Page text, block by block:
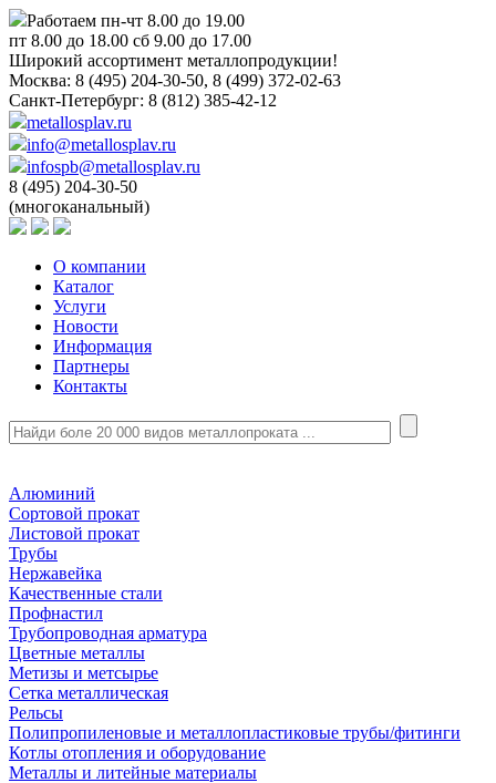
Работаем пн-чт 8.00 до 19.00
пт 8.00 до 18.00 сб 9.00 до 17.00
Широкий ассортимент металлопродукции!
Москва: 8 (495) 204-30-50, 8 (499) 372-02-63
Санкт-Петербург: 8 (812) 385-42-12
metallosplav.ru
info@metallosplav.ru
infospb@metallosplav.ru
8 (495) 204-30-50
(многоканальный)
О компании
Каталог
Услуги
Новости
Информация
Партнеры
Контакты
Алюминий
Сортовой прокат
Листовой прокат
Трубы
Нержавейка
Качественные стали
Профнастил
Трубопроводная арматура
Цветные металлы
Метизы и метсырье
Сетка металлическая
Рельсы
Полипропиленовые и металлопластиковые трубы/фитинги
Котлы отопления и оборудование
Металлы и литейные материалы